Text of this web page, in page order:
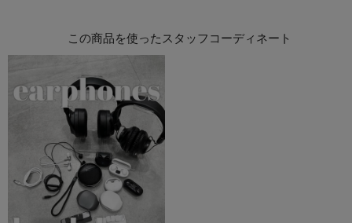
この商品を使ったスタッフコーディネート